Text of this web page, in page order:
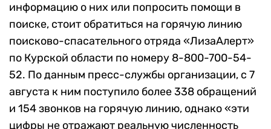
информацию о них или попросить помощи в
поиске, стоит обратиться на горячую линию
поисково-спасательного отряда «ЛизаАлерт»
по Курской области по номеру 8-800-700-54-
52. По данным пресс-службы организации, с 7
августа к ним поступило более 338 обращений
и 154 звонков на горячую линию, однако «эти
цифры не отражают реальную численность